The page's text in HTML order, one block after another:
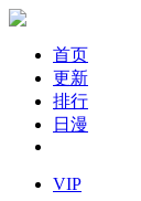
首页
更新
排行
日漫
VIP